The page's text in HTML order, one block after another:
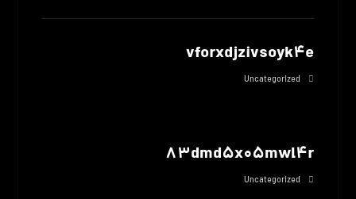
vforxdjzivsoyk4e
Uncategorized
83dmd5x05mwl4r
Uncategorized